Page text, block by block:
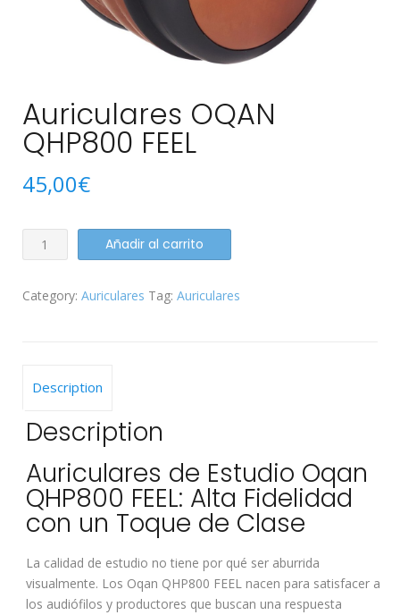
Auriculares OQAN
QHP800 FEEL
45,00€
Auriculares
OQAN
FEEL
Añadir al carrito
Category: Auriculares Tag: Auriculares
Description
Description
Auriculares de Estudio Oqan
QHP800 FEEL: Alta Fidelidad
con un Toque de Clase
La calidad de estudio no tiene por qué ser aburrida
visualmente. Los Oqan QHP800 FEEL nacen para satisfacer a
los audiófilos y productores que buscan una respuesta